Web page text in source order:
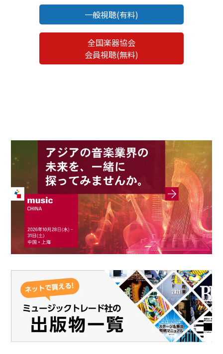
一般視聴(有料)
全国楽器協会
会員視聴(無料)